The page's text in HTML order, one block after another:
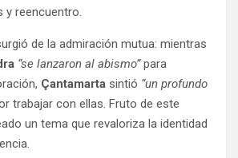
y reencuentro.
de la admiración mutua: mientras
“se lanzaron al abismo”para
Çantamarta sintió “un profundo
trabajar con ellas. Fruto de este
un tema que revaloriza la identidad